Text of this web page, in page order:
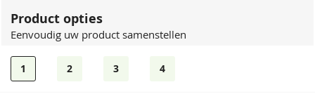
Product opties
Eenvoudig uw product samenstellen
1 2 3 4